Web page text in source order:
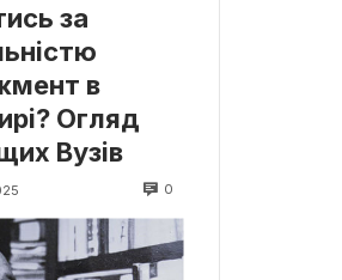
за
в
Огляд
Вузів
0